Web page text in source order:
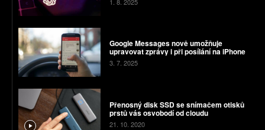
Google Messages nově umožňuje
upravovat zprávy i při posílání na iPhone
3. 7. 2025
Přenosný disk SSD se snímačem otisků
prstů vás osvobodí od cloudu
21. 10. 2020